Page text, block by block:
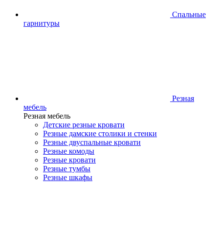
Спальные
гарнитуры
Резная
мебель
Резная мебель
Детские резные кровати
Резные дамские столики и стенки
Резные двуспальные кровати
Резные комоды
Резные кровати
Резные тумбы
Резные шкафы